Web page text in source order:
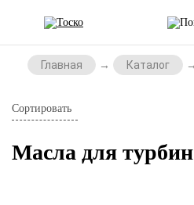
Главная Каталог
Сортировать
Масла для турбин